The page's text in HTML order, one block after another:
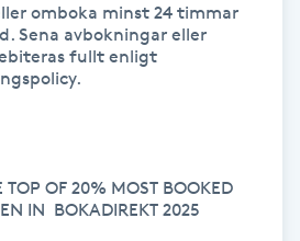
omboka minst 24 timmar
Sena avbokningar eller
fullt enligt
TOP OF 20% MOST BOOKED
IN  BOKADIREKT 2025